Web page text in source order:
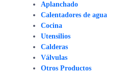
Aplanchado
Calentadores de agua
Cocina
Utensilios
Calderas
Válvulas
Otros Productos